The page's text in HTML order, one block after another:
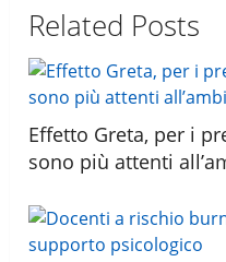
Related Posts
Effetto Greta, per i
sono più attenti